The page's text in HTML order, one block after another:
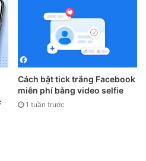
Cách bật tick trắng Facebook
miễn phí bằng video selfie
1 tuần trước